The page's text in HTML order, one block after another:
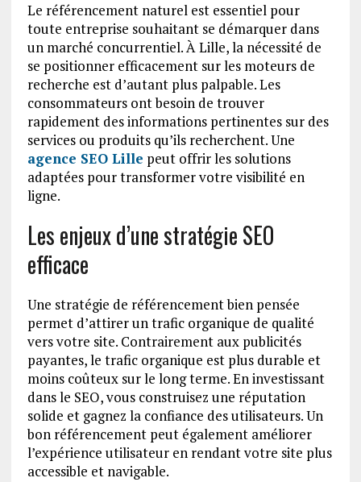
Le référencement naturel est essentiel pour
toute entreprise souhaitant se démarquer dans
un marché concurrentiel. À Lille, la nécessité de
se positionner efficacement sur les moteurs de
recherche est d’autant plus palpable. Les
consommateurs ont besoin de trouver
rapidement des informations pertinentes sur des
services ou produits qu’ils recherchent. Une
agence SEO Lille peut offrir les solutions
adaptées pour transformer votre visibilité en
ligne.
Les enjeux d’une stratégie SEO
efficace
Une stratégie de référencement bien pensée
permet d’attirer un trafic organique de qualité
vers votre site. Contrairement aux publicités
payantes, le trafic organique est plus durable et
moins coûteux sur le long terme. En investissant
dans le SEO, vous construisez une réputation
solide et gagnez la confiance des utilisateurs. Un
bon référencement peut également améliorer
l’expérience utilisateur en rendant votre site plus
accessible et navigable.